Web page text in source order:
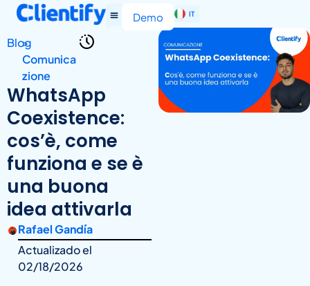
Demo IT
EN
Blog
>
Comunica
zione
WhatsApp
Coexistence:
cos’è, come
funziona e se è
una buona
idea attivarla
Rafael Gandía
Actualizado el
02/18/2026